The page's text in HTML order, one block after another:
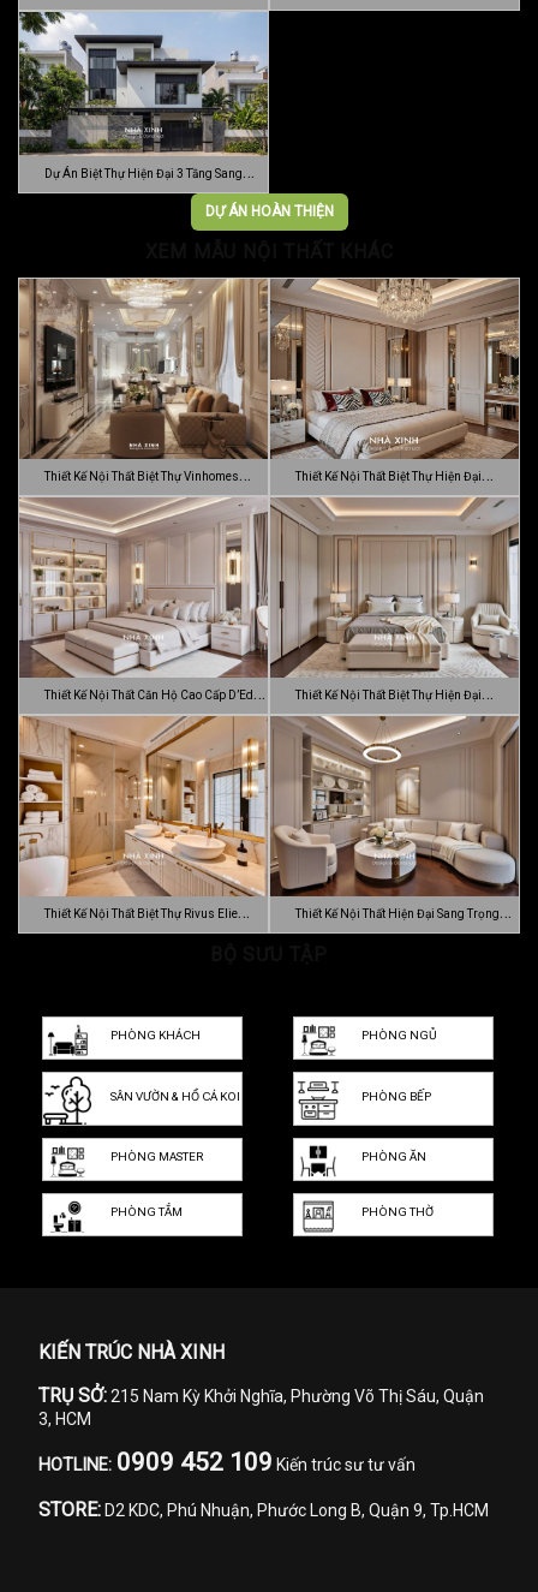
…
Dự Án Biệt Thự Hiện Đại 3 Tầng Sang
DỰ ÁN HOÀN THIỆN
Thiết Kế Nội Thất Biệt Thự Vinhomes
Gran…
Thiết Kế Nội Thất Biệt Thự Hiện Đại
Sang…
Thiết Kế Nội Thất Căn Hộ Cao Cấp D’Edge
…
Thiết Kế Nội Thất Biệt Thự Hiện Đại
Luca…
Thiết Kế Nội Thất Biệt Thự Rivus Elie Thiết Kế Nội Thất Hiện Đại Sang Trọng
PHÒNG KHÁCH PHÒNG NGỦ
SÂN VƯỜN & HỒ CÁ KOI PHÒNG BẾP
PHÒNG MASTER PHÒNG ĂN
PHÒNG TẮM PHÒNG THỜ
KIẾN TRÚC NHÀ XINH
TRỤ SỞ: 215 Nam Kỳ Khởi Nghĩa, Phường Võ Thị Sáu, Quận
3, HCM
HOTLINE: 0909 452 109 Kiến trúc sư tư vấn
STORE:D2 KDC, Phú Nhuận, Phước Long B, Quận 9, Tp.HCM